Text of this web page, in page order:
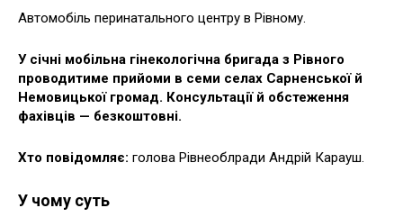
Автомобіль перинатального центру в Рівному.
У січні мобільна гінекологічна бригада з Рівного
проводитиме прийоми в семи селах Сарненської й
Немовицької громад. Консультації й обстеження
фахівців — безкоштовні.
Хто повідомляє: голова Рівнеоблради Андрій Карауш.
У чому суть